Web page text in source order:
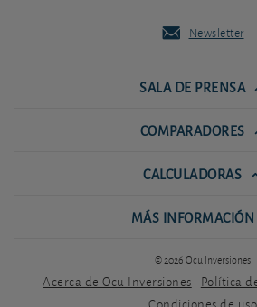
Newsletter
SALA DE PRENSA
COMPARADORES
CALCULADORAS
MÁS INFORMACIÓN
© 2026 Ocu Inversiones
Acerca de Ocu Inversiones Política